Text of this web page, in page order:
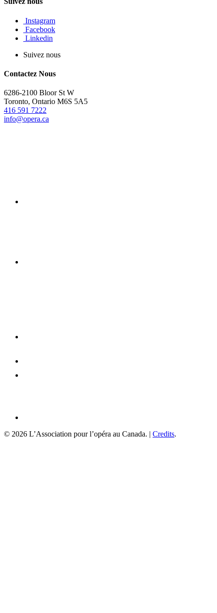
Instagram
Facebook
Linkedin
Suivez nous
Contactez Nous
6286-2100 Bloor St W
Toronto, Ontario M6S 5A5
416 591 7222
info@opera.ca
© 2026 L’Association pour l’opéra au Canada. | Credits.